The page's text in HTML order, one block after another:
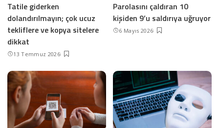
Tatile giderken
dolandırılmayın; çok ucuz
tekliflere ve kopya sitelere
dikkat
13 Temmuz 2026
Parolasını çaldıran 10
kişiden 9’u saldırıya uğruyor
6 Mayıs 2026